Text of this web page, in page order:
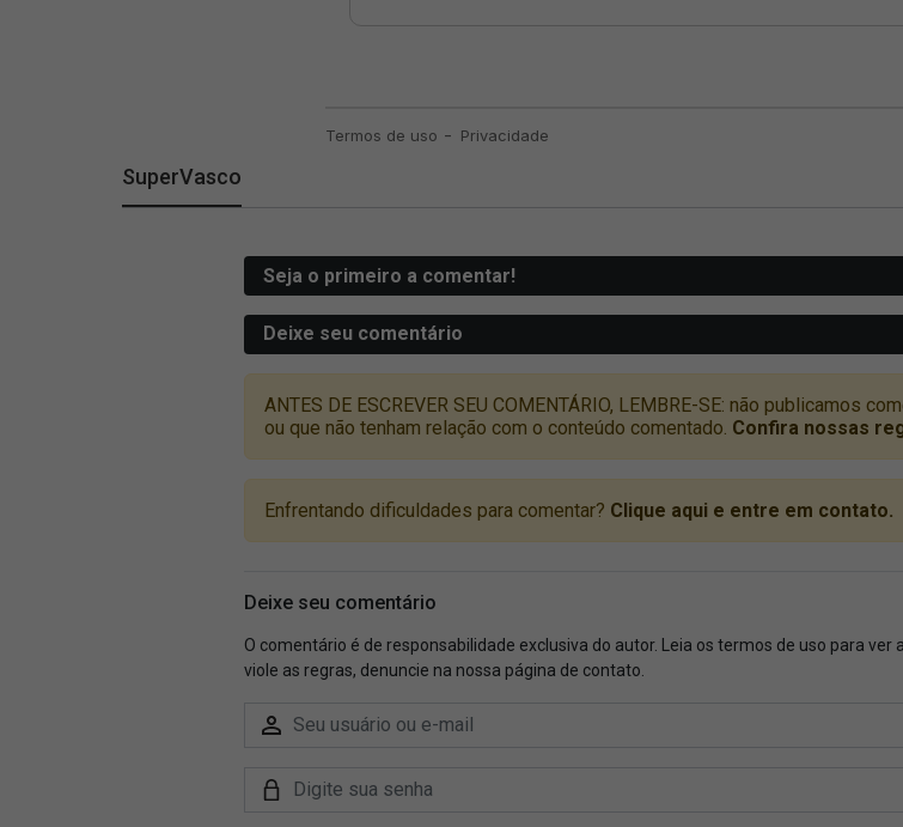
SuperVasco